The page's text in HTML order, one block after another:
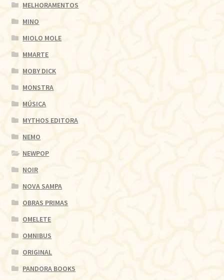
MELHORAMENTOS
MINO
MIOLO MOLE
MMARTE
MOBY DICK
MONSTRA
MÚSICA
MYTHOS EDITORA
NEMO
NEWPOP
NOIR
NOVA SAMPA
OBRAS PRIMAS
OMELETE
OMNIBUS
ORIGINAL
PANDORA BOOKS